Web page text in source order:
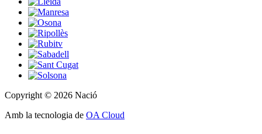
Copyright © 2026 Nació
Amb la tecnologia de OA Cloud